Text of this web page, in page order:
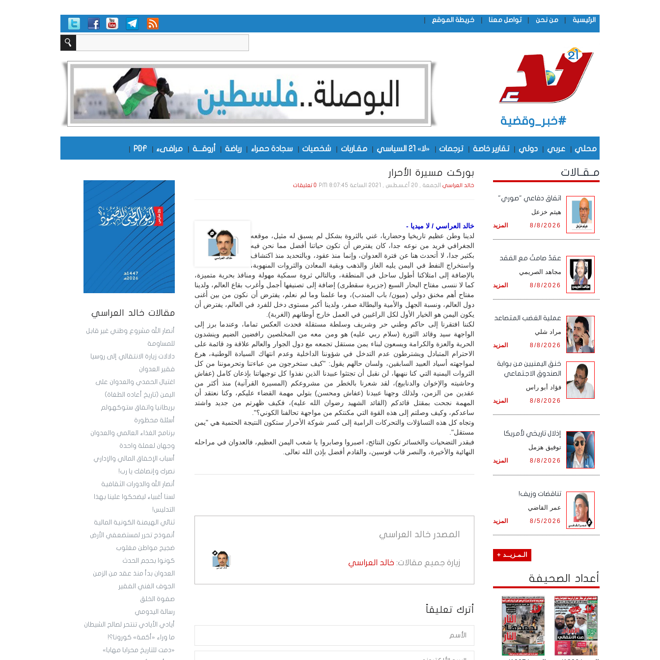
الرئيسية | من نحن | تواصل معنا | خريطة الموقع |
#خبر_وقضية
محلي | عربي | دولي | تقارير خاصة | ترجمات | «لا» 21 السياسي | مقـاربات | شخصيات | سجادة حمراء | رياضة | أروقـــة | مرافىء |
PDF
|
مقالات خالد العراسي
أنصار الله مشروع وطني غير قابل
للمساومة
دلالات زيارة الانتقالي إلى روسيا
فقير العدوان
اغتيال الحمدي والعدوان على
اليمن (تاريخ أعاده الطغاة)
بريطانيا واتفاق ستوكهولم
أسئلة محظورة
برنامج الغذاء العالمي والعدوان
وجهان لعملة واحدة
أسباب الإخفاق المالي والإداري
نصرك وإنصافك يا رب!
أنصار الله والدورات الثقافية
لسنا أغبياء ليضحكوا علينا بهذا
التدليس!
ثنائي الهيمنة الكونية المالية
أنموذج تحرر لمستضعفي الأرض
ضجيج مواطن مغلوب
كونوا بحجم الحدث
العدوان بدأ منذ عقد من الزمن
الجوف الغني الفقير
صفوة الخلق
رسالة اليدومي
أيادي الأيادي تنتحر لصالح الشيطان
ما وراء «أكمة» كورونا؟!
«دمت للتاريخ محرابا مهابا»
بوركت مسيرة الأحرار
خالد العراسيالجمعة , 20 أغـسـطـس , 2021 الساعة 8:07:45 PM 0 تعليقات
خالد العراسي / لا ميديا -
لدينا وطن عظيم تاريخيا وحضاريا، غني بالثروة بشكل لم يسبق له مثيل، موقعه
الجغرافي فريد من نوعه جدا، كان يفترض أن تكون حياتنا أفضل مما نحن فيه
بكثير جدا، لا أتحدث هنا عن فترة العدوان، وإنما منذ عقود، وبالتحديد منذ اكتشاف
واستخراج النفط في اليمن يليه الغاز والذهب وبقية المعادن والثروات المنهوبة،
بالإضافة إلى امتلاكنا أطول ساحل في المنطقة، وبالتالي ثروة سمكية مهولة ومنافذ بحرية متميزة،
كما لا ننسى مفتاح البحار السبع (جزيرة سقطرى) إضافة إلى تصنيفها أجمل وأغرب بقاع العالم، ولدينا
مفتاح أهم مخنق دولي (ميون/ باب المندب)، وما علمنا وما لم نعلم، يفترض أن نكون من بين أغنى
دول العالم، ونسبة الجهل والأمية والبطالة صفر، ولدينا أكبر مستوى دخل للفرد في العالم، يفترض أن
يكون اليمن هو الخيار الأول لكل الراغبين في العمل خارج أوطانهم (الغربة).
لكننا افتقرنا إلى حاكم وطني حر وشريف وسلطة مستقلة فحدث العكس تماما، وعندما برز إلى
الواجهة سيد وقائد الثورة (سلام ربي عليه) هو ومن معه من المخلصين رافضين الضيم وينشدون
الحرية والعزة والكرامة ويسعون لبناء يمن مستقل تجمعه مع دول الجوار والعالم علاقة ود قائمة على
الاحترام المتبادل ويشترطون عدم التدخل في شؤوننا الداخلية وعدم انتهاك السيادة الوطنية، هرع
لمواجهته أسياد العبيد السابقين، ولسان حالهم يقول: "كيف ستخرجون من عباءتنا وتحرموننا من كل
الثروات اليمنية التي كنا ننهبها، لن نقبل أن تجتثوا عبيدنا الذين نفذوا كل توجيهاتنا بإذعان كامل (عفاش
وحاشيته والإخوان والدنابيع)، لقد شعرنا بالخطر من مشروعكم (المسيرة القرآنية) منذ أكثر من
عقدين من الزمن، ولذلك وجهنا عبيدنا (عفاش ومحسن) بتولي مهمة القضاء عليكم، وكنا نعتقد أن
المهمة نجحت بمقتل قائدكم (القائد الشهيد رضوان الله عليه)، فكيف ظهرتم من جديد واشتد
ساعدكم، وكيف وصلتم إلى هذه القوة التي مكنتكم من مواجهة تحالفنا الكوني؟".
وتجاه كل هذه التساؤلات والتحركات الرامية إلى كسر شوكة الأحرار ستكون النتيجة الحتمية هي "يمن
مستقل".
فبقدر التضحيات والخسائر تكون النتائج، اصبروا وصابروا يا شعب اليمن العظيم، فالعدوان في مراحله
النهائية والأخيرة، والنصر قاب قوسين، والقادم أفضل بإذن الله تعالى.
المصدر خالد العراسي
زيارة جميع مقالات: خالد العراسي
أترك تعليقاً
مـقـالات
اتفاق دفاعي "صوري"
هيثم خزعل
المزيد 8/8/2026
عقدٌ صامتٌ مع الفقد
مجاهد الصريمي
المزيد 8/8/2026
‏عملية الغضب المتصاعد
مراد شلي
المزيد 8/8/2026
خنق اليمنيين من بوابة
الصندوق الاجتماعي
فؤاد أبو راس
المزيد 8/8/2026
إذلال تاريخي لأمريكا
توفيق هزمل
المزيد 8/8/2026
تناقضات وزيف!
عمر القاضي
المزيد 8/5/2026
الـمـزيــد +
أعداد الصحيفة